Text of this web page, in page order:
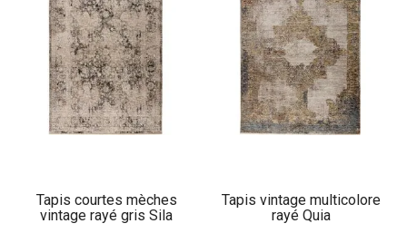
Tapis courtes mèches
vintage rayé gris Sila
Tapis vintage multicolore
rayé Quia